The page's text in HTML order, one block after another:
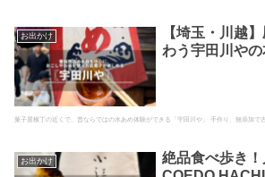
お出かけ
【埼玉・川越
わう宇田川や
菓子屋横丁の近くで、昔ならではの水あめ体験ができる「宇田川や」 手作り、無添加で
お出かけ
絶品食べ歩き